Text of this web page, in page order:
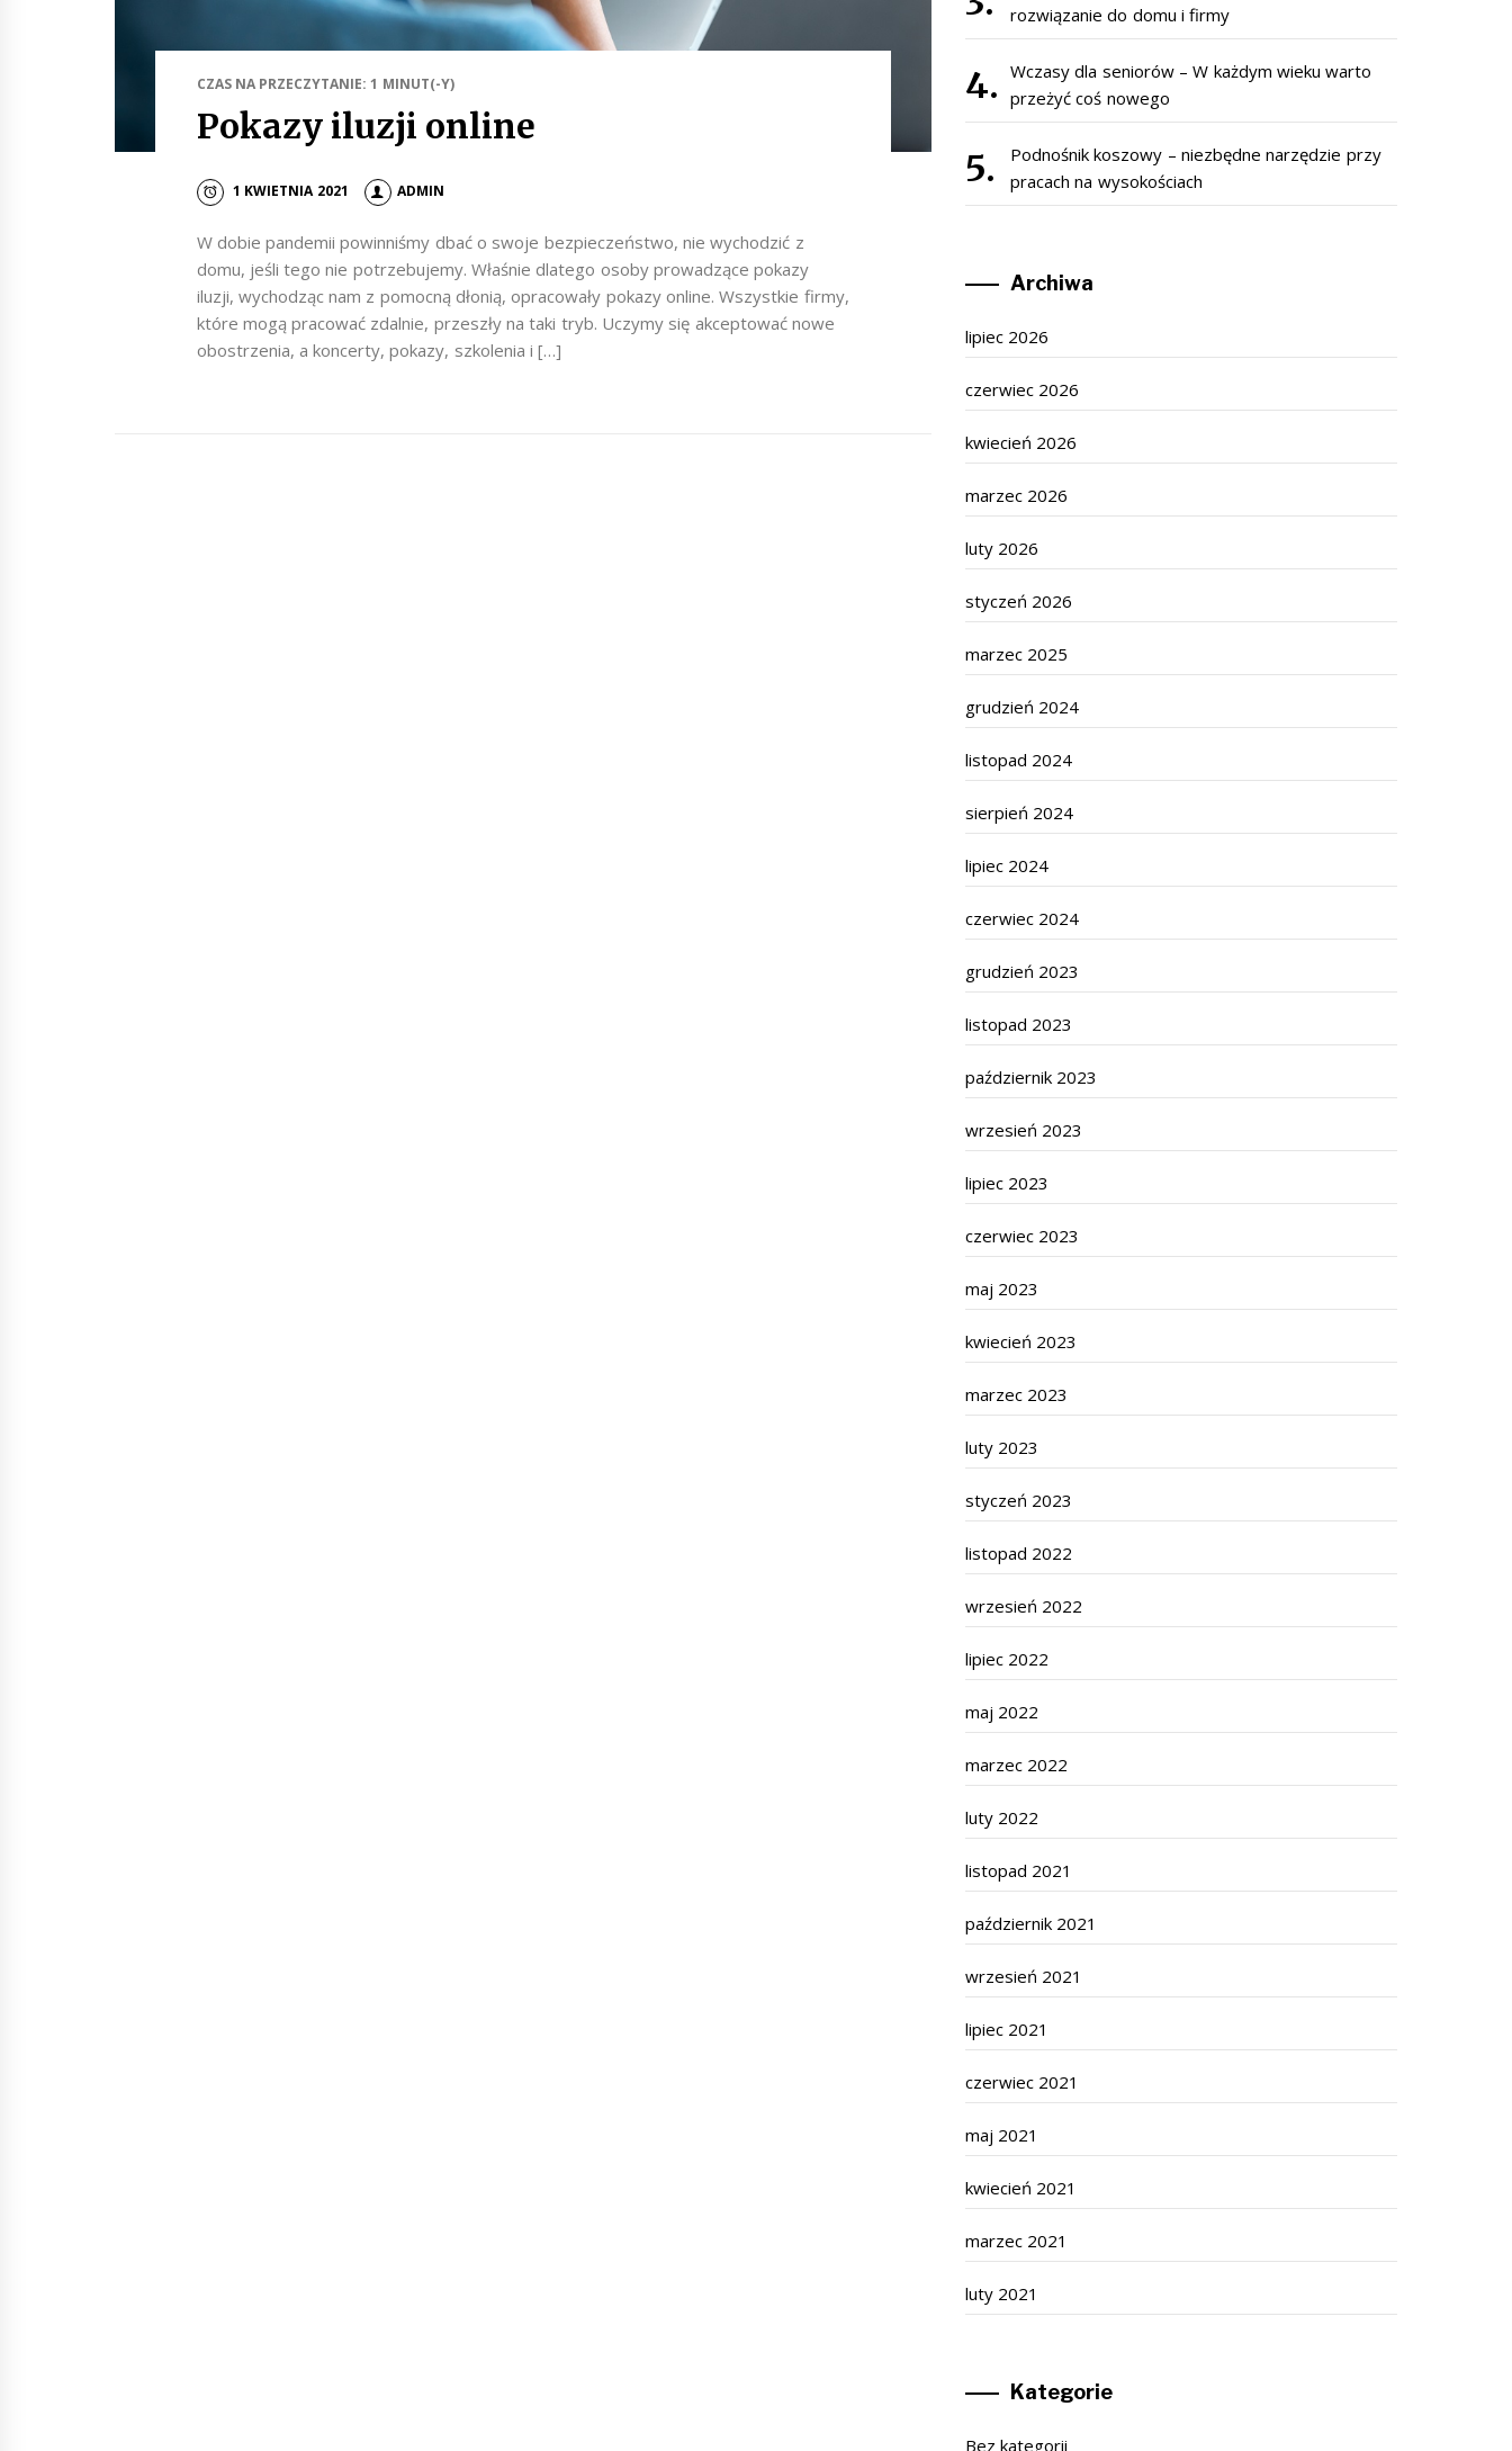
CZAS NA PRZECZYTANIE: 1 MINUT(-Y)
Pokazy iluzji online
1 KWIETNIA 2021 ADMIN
W dobie pandemii powinniśmy dbać o swoje bezpieczeństwo, nie wychodzić z
domu, jeśli tego nie potrzebujemy. Właśnie dlatego osoby prowadzące pokazy
iluzji, wychodząc nam z pomocną dłonią, opracowały pokazy online. Wszystkie firmy,
które mogą pracować zdalnie, przeszły na taki tryb. Uczymy się akceptować nowe
obostrzenia, a koncerty, pokazy, szkolenia i […]
rozwiązanie do domu i firmy
Wczasy dla seniorów – W każdym wieku warto
przeżyć coś nowego
Podnośnik koszowy – niezbędne narzędzie przy
pracach na wysokościach
Archiwa
lipiec 2026
czerwiec 2026
kwiecień 2026
marzec 2026
luty 2026
styczeń 2026
marzec 2025
grudzień 2024
listopad 2024
sierpień 2024
lipiec 2024
czerwiec 2024
grudzień 2023
listopad 2023
październik 2023
wrzesień 2023
lipiec 2023
czerwiec 2023
maj 2023
kwiecień 2023
marzec 2023
luty 2023
styczeń 2023
listopad 2022
wrzesień 2022
lipiec 2022
maj 2022
marzec 2022
luty 2022
listopad 2021
październik 2021
wrzesień 2021
lipiec 2021
czerwiec 2021
maj 2021
kwiecień 2021
marzec 2021
luty 2021
Kategorie
Bez kategorii